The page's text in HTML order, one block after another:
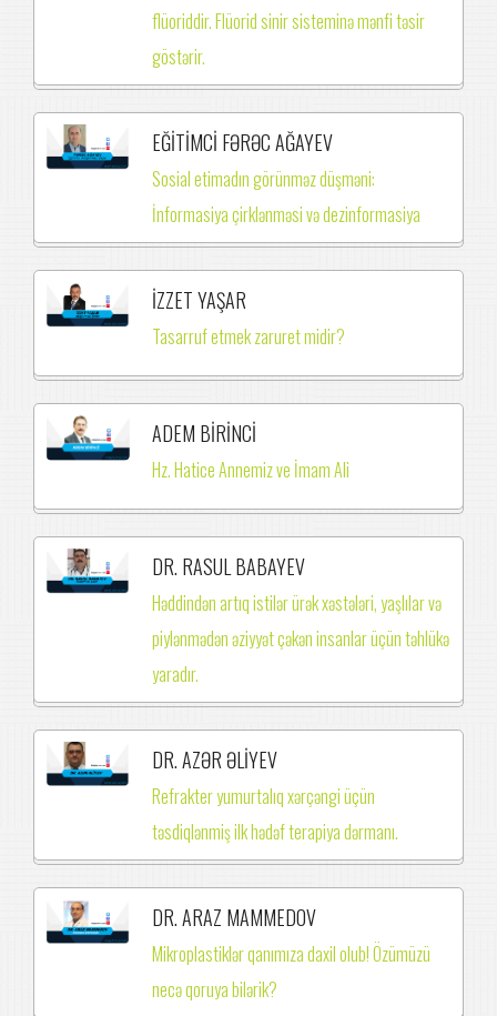
flüoriddir. Flüorid sinir sisteminə mənfi təsir
göstərir.
EĞİTİMCİ FƏRƏC AĞAYEV
Sosial etimadın görünməz düşməni:
İnformasiya çirklənməsi və dezinformasiya
İZZET YAŞAR
Tasarruf etmek zaruret midir?
ADEM BİRİNCİ
Hz. Hatice Annemiz ve İmam Ali
DR. RASUL BABAYEV
Həddindən artıq istilər ürək xəstələri, yaşlılar və
piylənmədən əziyyət çəkən insanlar üçün təhlükə
yaradır.
DR. AZƏR ƏLİYEV
Refrakter yumurtalıq xərçəngi üçün
təsdiqlənmiş ilk hədəf terapiya dərmanı.
DR. ARAZ MAMMEDOV
Mikroplastiklər qanımıza daxil olub! Özümüzü
necə qoruya bilərik?